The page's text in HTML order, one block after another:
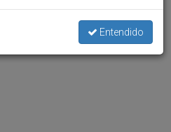
Entendido